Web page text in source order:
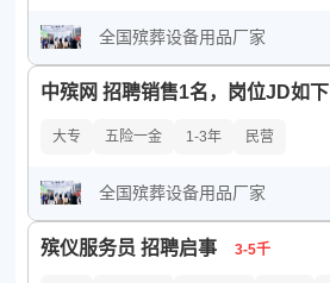
全国殡葬设备用品厂家
中殡网 招聘销售1名，岗位JD如下
大专 五险一金 1-3年 民营
全国殡葬设备用品厂家
殡仪服务员 招聘启事 3-5千